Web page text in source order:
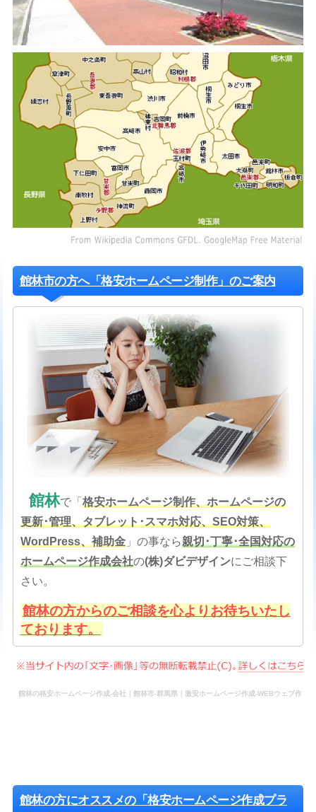
館林市の方へ「格安ホームページ制作」のご案内
館林で「 格安ホームページ制作、ホームページの
更新･管理、タブレット･スマホ対応、SEO対策、
WordPress、補助金」の事なら親切･丁寧･全国対応の
ホームページ作成会社の(株)ダビデザインにご相談下
さい。
館林の方からのご相談を心よりお待ちいたし
ております。
館林の格安ホームページ作成-会社｜館林市-群馬県｜激安ホームページ作成-WEBウェブ作
館林の方にオススメの「格安ホームページ作成プラ